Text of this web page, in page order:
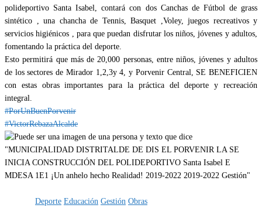
polideportivo Santa Isabel, contará con dos Canchas de Fútbol de grass
sintético , una chancha de Tennis, Basquet ,Voley, juegos recreativos y
servicios higiénicos , para que puedan disfrutar los niños, jóvenes y adultos,
fomentando la práctica del deporte.
Esto permitirá que más de 20,000 personas, entre niños, jóvenes y adultos
de los sectores de Mirador 1,2,3y 4, y Porvenir Central, SE BENEFICIEN
con estas obras importantes para la práctica del deporte y recreación
integral.
#PorUnBuenPorvenir
#VictorRebazaAlcalde
Deporte Educación Gestión Obras